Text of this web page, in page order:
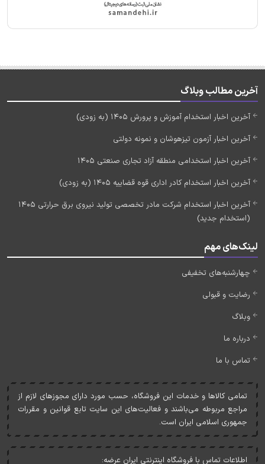
آخرین مطالب وبلاگ
آخرین اخبار استخدام آموزش و پرورش 1405 (به زودی)
آخرین اخبار آزمون تیزهوشان و نمونه دولتی
آخرین اخبار استخدامی منطقه آزاد تجاری صنعتی 1405
آخرین اخبار استخدام کادر اداری قوه قضاییه 1405 (به زودی)
آخرین اخبار استخدام شرکت مادر تخصصی تولید نیروی برق حرارتی 1405
(استخدام جدید)
لینک‌های مهم
چهارشنبه‌های تخفیفی
رضایت و قبولی
وبلاگ
درباره ما
تماس با ما
تمامی کالاها و خدمات اين فروشگاه، حسب مورد دارای مجوزهای لازم از
مراجع مربوطه می‌باشند و فعاليت‌های اين سايت تابع قوانين و مقررات
جمهوری اسلامی ايران است.
اطلاعات تماس با فروشگاه اینترنتی ایران عرضه: